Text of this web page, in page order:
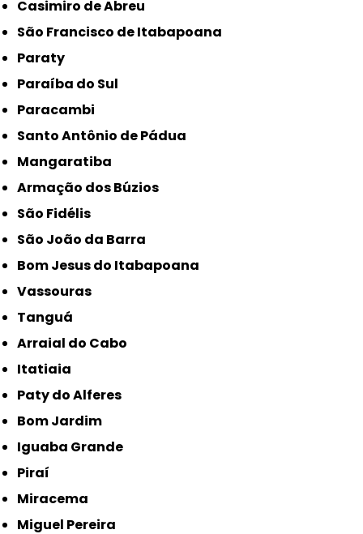
Casimiro de Abreu
São Francisco de Itabapoana
Paraty
Paraíba do Sul
Paracambi
Santo Antônio de Pádua
Mangaratiba
Armação dos Búzios
São Fidélis
São João da Barra
Bom Jesus do Itabapoana
Vassouras
Tanguá
Arraial do Cabo
Itatiaia
Paty do Alferes
Bom Jardim
Iguaba Grande
Piraí
Miracema
Miguel Pereira